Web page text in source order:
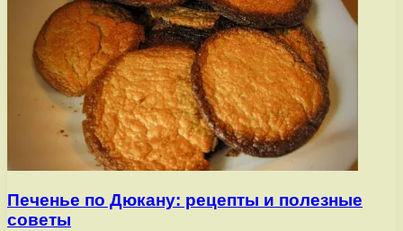
Печенье по Дюкану: рецепты и полезные
советы